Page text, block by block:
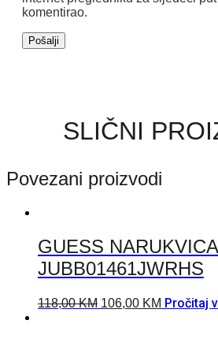
komentirao.
SLIČNI
Povezani proizvodi
GUESS NARUKVICA
JUBB01461JWRHS
118,00KM 106,00 KM Pročitaj